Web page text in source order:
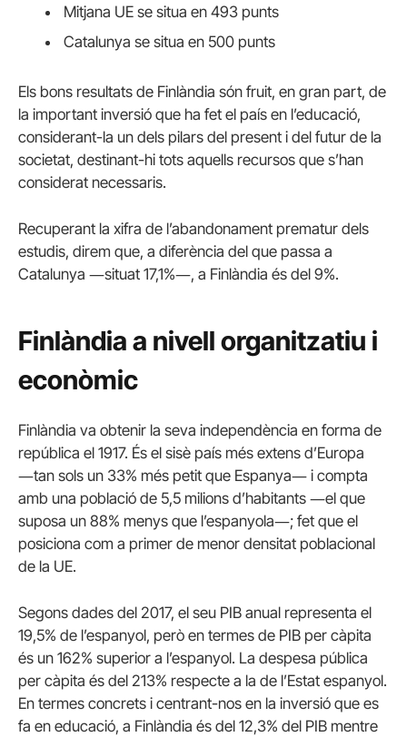
Mitjana UE se situa en 493 punts
Catalunya se situa en 500 punts
Els bons resultats de Finlàndia són fruit, en gran part, de
la important inversió que ha fet el país en l’educació,
considerant-la un dels pilars del present i del futur de la
societat, destinant-hi tots aquells recursos que s’han
considerat necessaris.
Recuperant la xifra de l’abandonament prematur dels
estudis, direm que, a diferència del que passa a
Catalunya ―situat 17,1%―, a Finlàndia és del 9%.
Finlàndia a nivell organitzatiu i
econòmic
Finlàndia va obtenir la seva independència en forma de
república el 1917. És el sisè país més extens d’Europa
―tan sols un 33% més petit que Espanya― i compta
amb una població de 5,5 milions d’habitants ―el que
suposa un 88% menys que l’espanyola―; fet que el
posiciona com a primer de menor densitat poblacional
de la UE.
Segons dades del 2017, el seu PIB anual representa el
19,5% de l’espanyol, però en termes de PIB per càpita
és un 162% superior a l’espanyol. La despesa pública
per càpita és del 213% respecte a la de l’Estat espanyol.
En termes concrets i centrant-nos en la inversió que es
fa en educació, a Finlàndia és del 12,3% del PIB mentre